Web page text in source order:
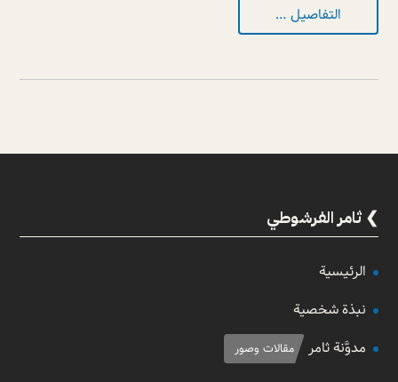
التفاصيل …
ثامر الفرشوطي
الرئيسية
نبذة شخصية
مدوَّنة ثامر
مقالات وصور